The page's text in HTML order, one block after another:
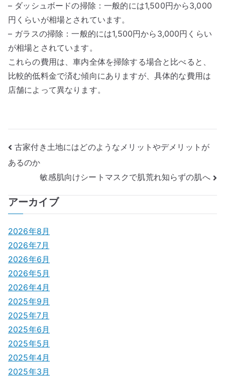
– ダッシュボードの掃除：一般的には1,500円から3,000
円くらいが相場とされています。
– ガラスの掃除：一般的には1,500円から3,000円くらい
が相場とされています。
これらの費用は、車内全体を掃除する場合と比べると、
比較的低料金で済む傾向にありますが、具体的な費用は
店舗によって異なります。
投
稿
ナ
ビ
ゲ
ー
シ
ョ
ン
古家付き土地にはどのようなメリットやデメリットが
あるのか
敏感肌向けシートマスクで肌荒れ知らずの肌へ
アーカイブ
2026年8月
2026年7月
2026年6月
2026年5月
2026年4月
2025年9月
2025年7月
2025年6月
2025年5月
2025年4月
2025年3月